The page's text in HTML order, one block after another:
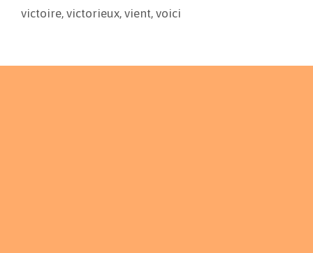
victoire, victorieux, vient, voici